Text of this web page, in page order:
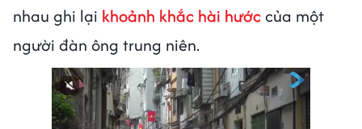
nhau ghi lại khoảnh khắc hài hướccủa một
người đàn ông trung niên.